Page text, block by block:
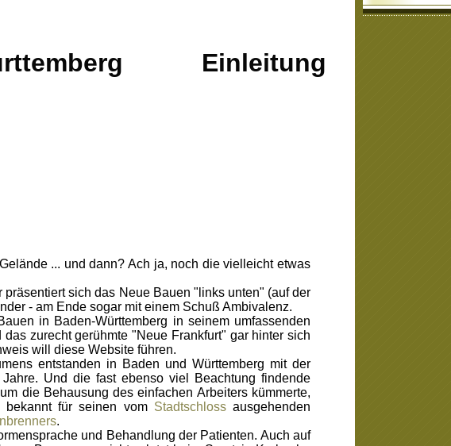
Einleitung
... und dann? Ach ja, noch die vielleicht etwas
sich das Neue Bauen "links unten" (auf der
- am Ende sogar mit einem Schuß Ambivalenz.
in Baden-Württemberg in seinem umfassenden
zurecht gerühmte "Neue Frankfurt" gar hinter sich
will diese Website führen.
entstanden in Baden und Württemberg mit der
Und die fast ebenso viel Beachtung findende
die Behausung des einfachen Arbeiters kümmerte,
für seinen vom Stadtschlossausgehenden
.
und Behandlung der Patienten. Auch auf